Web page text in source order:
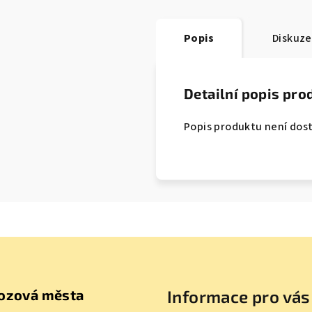
Popis Diskuze
Detailní popis
Popis produktu není
města Informace pro vás